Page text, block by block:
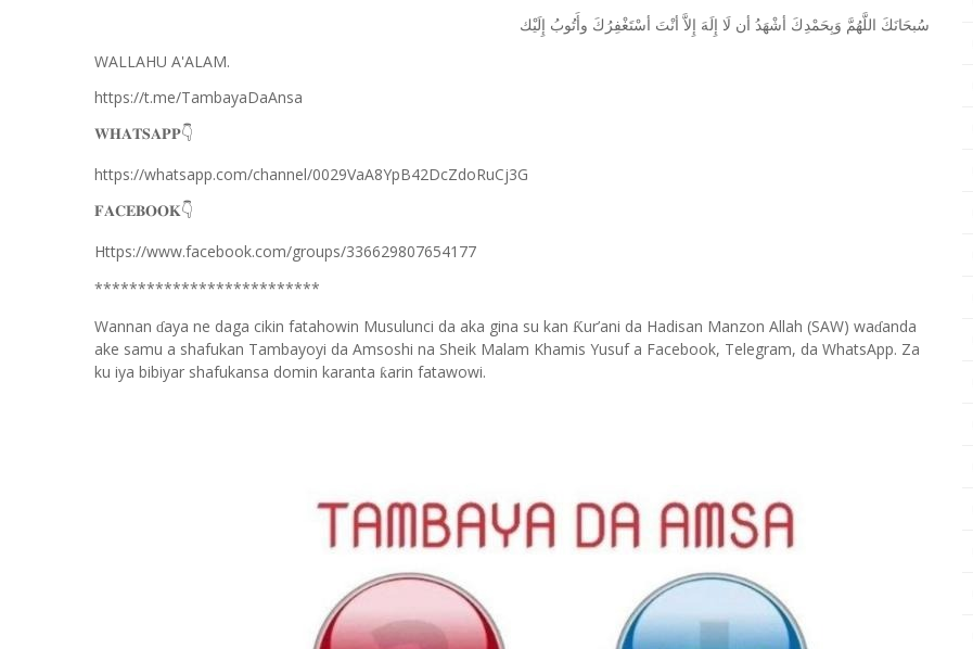
ﺳُﺒﺤَﺎﻧَﻚَ ﺍﻟﻠَّﻬُﻢَّ ﻭَﺑِﺤَﻤْﺪِﻙَ ﺃﺷْﻬَﺪُ ﺃﻥ ﻟَﺎ ﺇِﻟَﻪَ ﺇِﻻَّ ﺃﻧْﺖَ ﺃﺳْﺘَﻐْﻔِﺮُﻙَ ﻭﺃَﺗُﻮﺏُ ﺇِﻟَﻴْﻚ
WALLAHU A'ALAM.
https://t.me/TambayaDaAnsa
𝐖𝐇𝐀𝐓𝐒𝐀𝐏𝐏👇
https://whatsapp.com/channel/0029VaA8YpB42DcZdoRuCj3G
𝐅𝐀𝐂𝐄𝐁𝐎𝐎𝐊👇
Https://www.facebook.com/groups/336629807654177
**************************
Wannan ɗaya ne daga cikin fatahowin Musulunci da aka gina su kan Ƙur’ani da Hadisan Manzon Allah (SAW) waɗanda
ake samu a shafukan Tambayoyi da Amsoshi na Sheik Malam Khamis Yusuf a Facebook, Telegram, da WhatsApp. Za
ku iya bibiyar shafukansa domin karanta ƙarin fatawowi.